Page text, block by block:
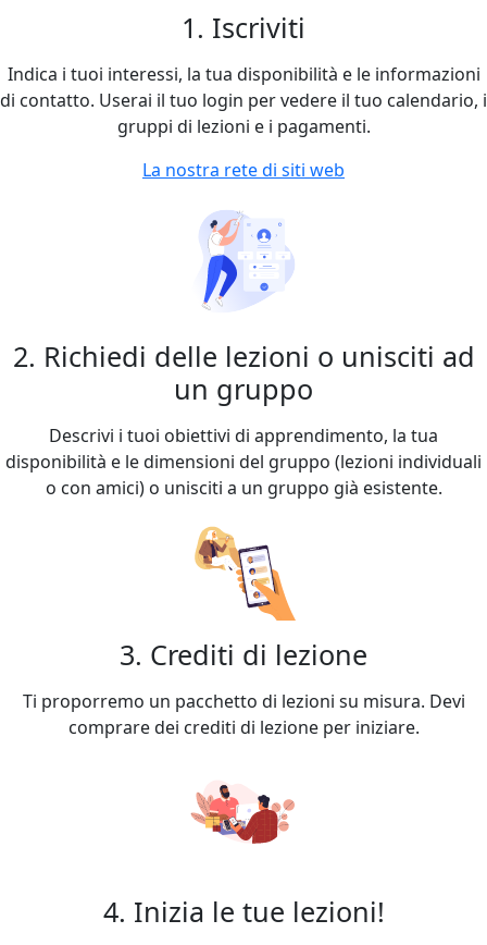
1. Iscriviti
Indica i tuoi interessi, la tua disponibilità e le informazioni
di contatto. Userai il tuo login per vedere il tuo calendario, i
gruppi di lezioni e i pagamenti.
La nostra rete di siti web
2. Richiedi delle lezioni o unisciti ad
un gruppo
Descrivi i tuoi obiettivi di apprendimento, la tua
disponibilità e le dimensioni del gruppo (lezioni individuali
o con amici) o unisciti a un gruppo già esistente.
3. Crediti di lezione
Ti proporremo un pacchetto di lezioni su misura. Devi
comprare dei crediti di lezione per iniziare.
4. Inizia le tue lezioni!